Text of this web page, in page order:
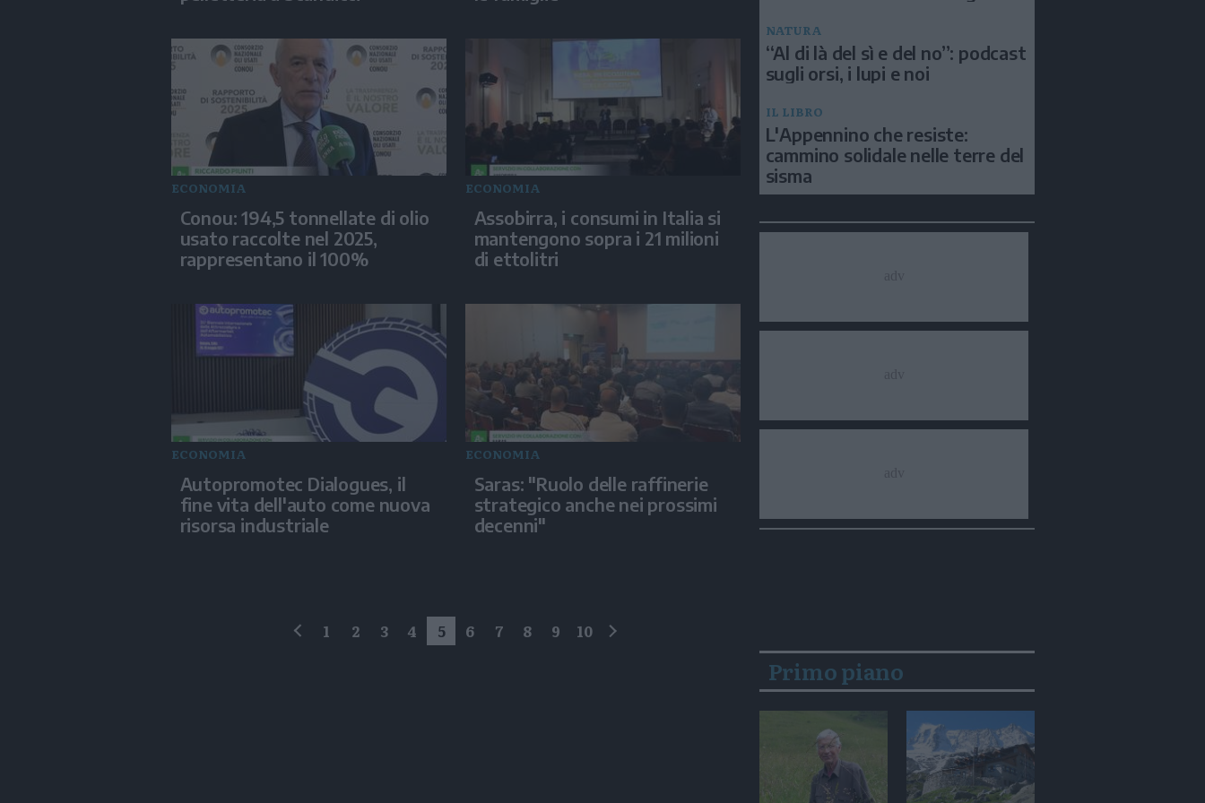
ECONOMIA
Conou: 194,5 tonnellate di olio
usato raccolte nel 2025,
rappresentano il 100%
ECONOMIA
Assobirra, i consumi in Italia si
mantengono sopra i 21 milioni
di ettolitri
ECONOMIA
Autopromotec Dialogues, il
fine vita dell'auto come nuova
risorsa industriale
ECONOMIA
Saras: "Ruolo delle raffinerie
strategico anche nei prossimi
decenni"
1 2 3 4 5 6 7 8 9 10
NATURA
“Al di là del sì e del no”: podcast
sugli orsi, i lupi e noi
IL LIBRO
L'Appennino che resiste:
cammino solidale nelle terre del
sisma
Primo piano